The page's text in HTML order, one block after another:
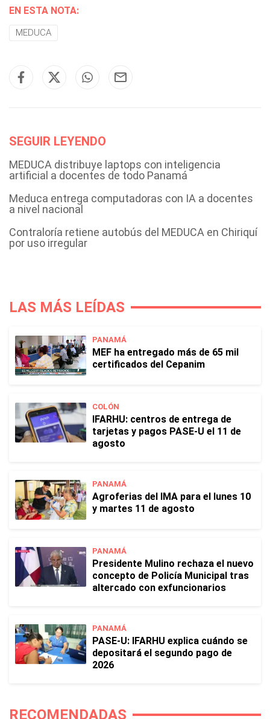
EN ESTA NOTA:
MEDUCA
SEGUIR LEYENDO
MEDUCA distribuye laptops con inteligencia
artificial a docentes de todo Panamá
Meduca entrega computadoras con IA a docentes
a nivel nacional
Contraloría retiene autobús del MEDUCA en Chiriquí
por uso irregular
LAS MÁS LEÍDAS
PANAMÁ
MEF ha entregado más de 65 mil
certificados del Cepanim
COLÓN
IFARHU: centros de entrega de
tarjetas y pagos PASE-U el 11 de
agosto
PANAMÁ
Agroferias del IMA para el lunes 10
y martes 11 de agosto
PANAMÁ
Presidente Mulino rechaza el nuevo
concepto de Policía Municipal tras
altercado con exfuncionarios
PANAMÁ
PASE-U: IFARHU explica cuándo se
depositará el segundo pago de
2026
RECOMENDADAS